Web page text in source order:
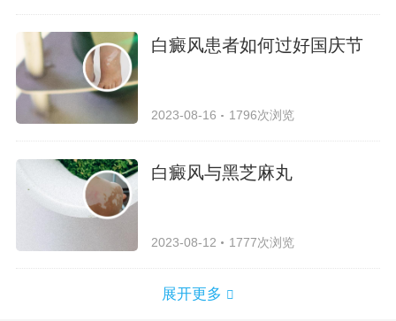
白癜风患者如何过好国庆节
2023-08-16 1796次浏览
白癜风与黑芝麻丸
2023-08-12 1777次浏览
展开更多